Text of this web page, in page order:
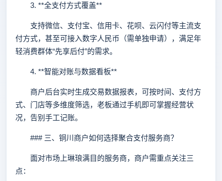
3. **全支付方式覆盖**
支持微信、支付宝、信用卡、花呗、云闪付等主流支
付方式，甚至可接入数字人民币（需单独申请），满足年
轻消费群体“先享后付”的需求。
4. **智能对账与数据看板**
商户后台实时生成交易数据报表，可按时间、支付方
式、门店等多维度筛选，老板通过手机即可掌握经营状
况，告别手工记账。
### 三、铜川商户如何选择聚合支付服务商？
面对市场上琳琅满目的服务商，商户需重点关注三
点：